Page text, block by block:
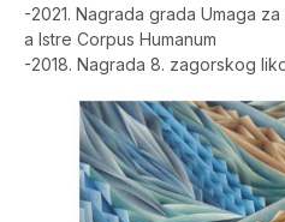
-2021. Nagrada grada Umaga
a Istre Corpus Humanum
-2018. Nagrada 8. zagorskog